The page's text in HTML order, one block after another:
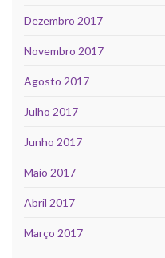
Dezembro 2017
Novembro 2017
Agosto 2017
Julho 2017
Junho 2017
Maio 2017
Abril 2017
Março 2017